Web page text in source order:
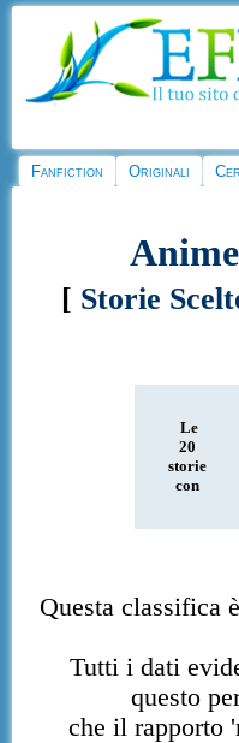
Fanfiction Originali
[ Storie
Le
20
storie
con
Questa classifica
Tutti i dati
questo
che il rapporto